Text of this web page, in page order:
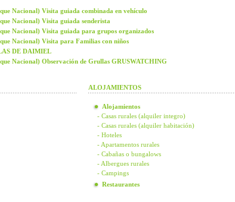
Nacional) Visita guiada combinada en vehículo
Nacional) Visita guiada senderista
Nacional) Visita guiada para grupos organizados
Nacional) Visita para Familias con niños
DE DAIMIEL
Nacional) Observación de Grullas GRUSWATCHING
ALOJAMIENTOS
Alojamientos
- Casas rurales (alquiler integro)
- Casas rurales (alquiler habitación)
- Hoteles
- Apartamentos rurales
- Cabañas o bungalows
- Albergues rurales
- Campings
Restaurantes